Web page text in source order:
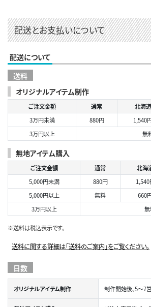
配送とお支払いについて
配送について
送料
オリジナルアイテム制作
ご注文金額 通常 北海道
3万円未満
880円 1,540
3万円以上
無
無地アイテム購入
ご注文金額 通常 北海
5,000円未満
880円 1,540
5,000円以上
無料 660
3万円以上
※送料は税込表示です。
送料に関する詳細は「送料のご案内」をご覧ください。
日数
オリジナルアイテム制作 制作開始後、5～7